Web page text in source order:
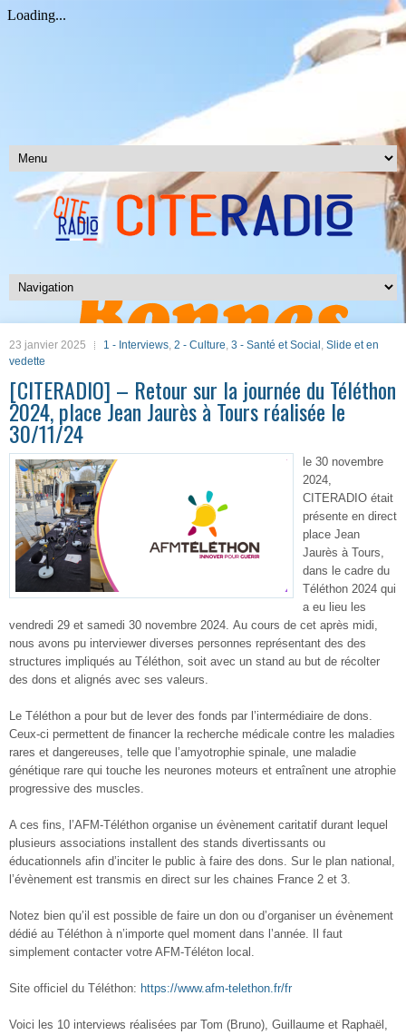
23 janvier 2025 1 - Interviews, 2 - Culture, 3 - Santé et Social , Slide et en
vedette
[CITERADIO] – Retour sur la journée du Téléthon
2024, place Jean Jaurès à Tours réalisée le
30/11/24
le 30 novembre
2024,
CITERADIO était
présente en direct
place Jean
Jaurès à Tours,
dans le cadre du
Téléthon 2024 qui
a eu lieu les
vendredi 29 et samedi 30 novembre 2024. Au cours de cet après midi,
nous avons pu interviewer diverses personnes représentant des des
structures impliqués au Téléthon, soit avec un stand au but de récolter
des dons et alignés avec ses valeurs.
Le Téléthon a pour but de lever des fonds par l’intermédiaire de dons.
Ceux-ci permettent de financer la recherche médicale contre les maladies
rares et dangereuses, telle que l’amyotrophie spinale, une maladie
génétique rare qui touche les neurones moteurs et entraînent une atrophie
progressive des muscles.
A ces fins, l’AFM-Téléthon organise un évènement caritatif durant lequel
plusieurs associations installent des stands divertissants ou
éducationnels afin d’inciter le public à faire des dons. Sur le plan national,
l’évènement est transmis en direct sur les chaines France 2 et 3.
Notez bien qu’il est possible de faire un don ou d’organiser un évènement
dédié au Téléthon à n’importe quel moment dans l’année. Il faut
simplement contacter votre AFM-Téléton local.
Site officiel du Téléthon: https://www.afm-telethon.fr/fr
Voici les 10 interviews réalisées par Tom (Bruno), Guillaume et Raphaël,